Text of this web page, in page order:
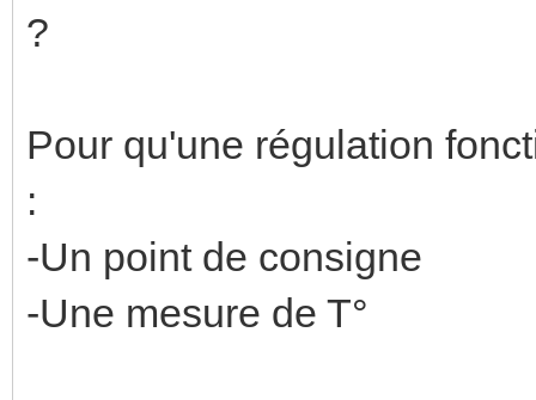
?
Pour qu'une régulation
:
-Un point de consigne
-Une mesure de T°